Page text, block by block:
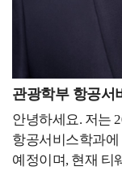
태권도 수요가 크
다녀오신 분들은
전문선수로서 수
매력으로 다가간
받으면서 외국어
되돌아봤을 때 다
것입니다! - 후배
써주세요. -해야
선수트레이너로
시간을 보내다 보
라는 생각을 하게
것은 목적이라고
해소시켜주는 취
수익창출을 하기
목적을 달성하기
나에게 맞는 운동
더 중요합니다. 그
관광학부 항공서
안녕하세요. 저는
항공서비스학과에
예정이며, 현재 티